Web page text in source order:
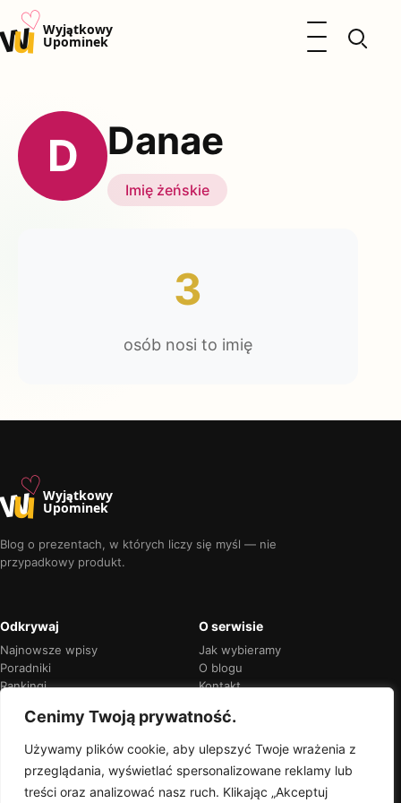
Cenimy Twoją prywatność.
Używamy plików cookie, aby ulepszyć Twoje wrażenia z
przeglądania, wyświetlać spersonalizowane reklamy lub
treści oraz analizować nasz ruch. Klikając „Akceptuj
u♡Wyjątkowy
Upominek
Otwórz menu
Kalendarz Imienin
Kobieta
Okazje
Katalog prezentów
D Danae
Imię żeńskie
3
osób nosi to imię
u♡Wyjątkowy
Upominek
Blog o prezentach, w których liczy się myśl — nie
przypadkowy produkt.
Odkrywaj
Najnowsze wpisy
Poradniki
Rankingi
O serwisie
Jak wybieramy
O blogu
Kontakt
Przejrzyste rekomendacje